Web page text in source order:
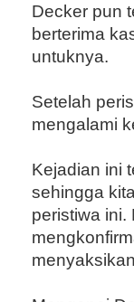
Decker pun
berterima
untuknya.
Setelah
mengalami
Kejadian ini
sehingga
peristiwa